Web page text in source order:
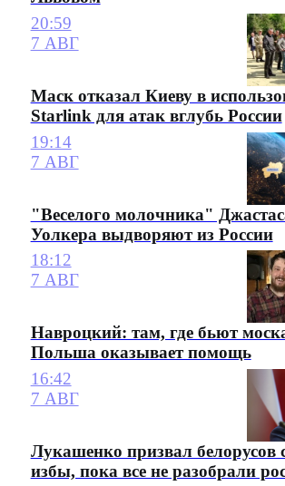
20:59
7 АВГ
Маск отказал Киеву в
Starlink для атак вглубь России
19:14
7 АВГ
"Веселого молочника"
Уолкера выдворяют из России
18:12
7 АВГ
Навроцкий: там, где бьют
Польша оказывает помощь
16:42
7 АВГ
Лукашенко призвал белорусов
избы, пока все не разобрали